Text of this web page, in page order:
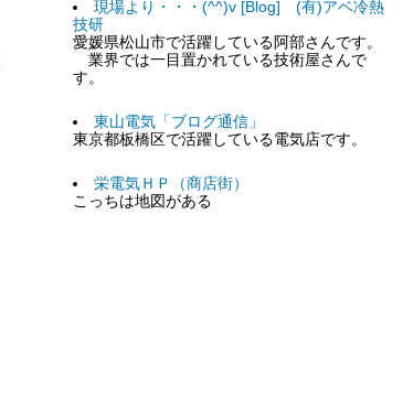
現場より・・・(^^)v [Blog] (有)アベ冷熱
技研
愛媛県松山市で活躍している阿部さんです。
業界では一目置かれている技術屋さんで
す。
東山電気「ブログ通信」
東京都板橋区で活躍している電気店です。
栄電気ＨＰ（商店街）
こっちは地図がある